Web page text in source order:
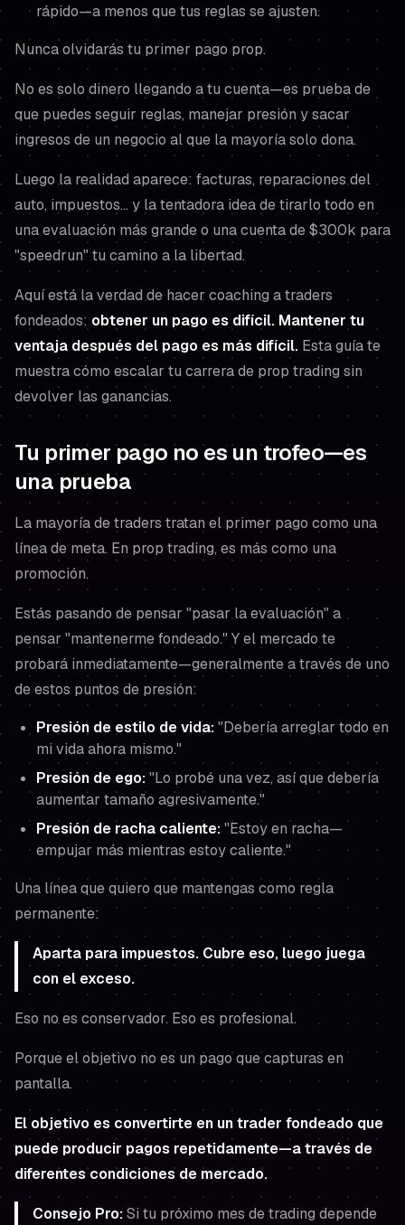
rápido—a menos que tus reglas se ajusten.
Nunca olvidarás tu primer pago prop.
No es solo dinero llegando a tu cuenta—es prueba de
que puedes seguir reglas, manejar presión y sacar
ingresos de un negocio al que la mayoría solo dona.
Luego la realidad aparece: facturas, reparaciones del
auto, impuestos… y la tentadora idea de tirarlo todo en
una evaluación más grande o una cuenta de $300k para
"speedrun" tu camino a la libertad.
Aquí está la verdad de hacer coaching a traders
fondeados: obtener un pago es difícil. Mantener tu
ventaja después del pago es más difícil. Esta guía te
muestra cómo escalar tu carrera de prop trading sin
devolver las ganancias.
Tu primer pago no es un trofeo—es
una prueba
La mayoría de traders tratan el primer pago como una
línea de meta. En prop trading, es más como una
promoción.
Estás pasando de pensar "pasar la evaluación" a
pensar "mantenerme fondeado." Y el mercado te
probará inmediatamente—generalmente a través de uno
de estos puntos de presión:
Presión de estilo de vida:"Debería arreglar todo en
mi vida ahora mismo."
Presión de ego:"Lo probé una vez, así que debería
aumentar tamaño agresivamente."
Presión de racha caliente:"Estoy en racha—
empujar más mientras estoy caliente."
Una línea que quiero que mantengas como regla
permanente:
Aparta para impuestos. Cubre eso, luego juega
con el exceso.
Eso no es conservador. Eso es profesional.
Porque el objetivo no es un pago que capturas en
pantalla.
El objetivo es convertirte en un trader fondeado que
puede producir pagos repetidamente—a través de
diferentes condiciones de mercado.
Consejo Pro:Si tu próximo mes de trading depende